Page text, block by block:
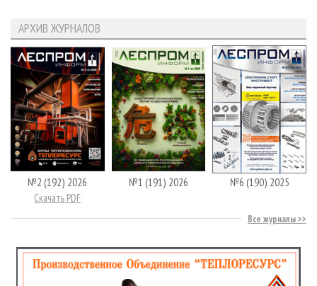
АРХИВ ЖУРНАЛОВ
№2 (192) 2026
Скачать PDF
№1 (191) 2026 №6 (190) 2025
Все журналы